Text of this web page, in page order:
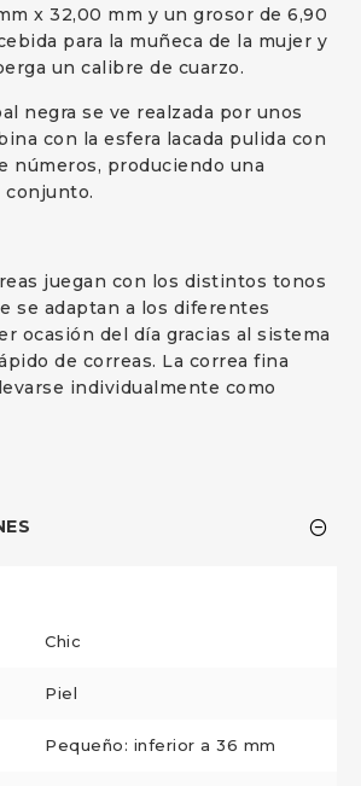
x 32,00 mm y un grosor de 6,90
para la muñeca de la mujer y
un calibre de cuarzo.
negra se ve realzada por unos
con la esfera lacada pulida con
números, produciendo una
conjunto.
juegan con los distintos tonos
se adaptan a los diferentes
ocasión del día gracias al sistema
de correas. La correa fina
individualmente como
Chic
Piel
Pequeño: inferior a 36 mm